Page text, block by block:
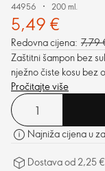
44956 200 ml.
5,49 €
Redovna cijena: 7,79
Zaštitni šampon bez
nježno čiste kosu bez
Pročitajte više
Najniža cijena u
Dostava od 2,25